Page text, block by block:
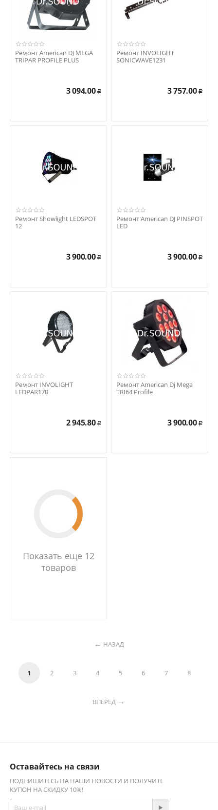
Ремонт American DJ MEGA
TRIPAR PROFILE PLUS
3 094.00 Р
Ремонт INVOLIGHT
SONICWAVE1231
3 757.00 Р
Ремонт Showlight LEDSPOT
12
3 900.00 Р
Ремонт American DJ PINSPOT
LED
3 900.00 Р
Ремонт INVOLIGHT
LEDPAR170
2 945.80 Р
Ремонт American Dj Mega
TRI64 Profile
3 900.00 Р
Показать еще 12
товаров
НАЗАД
1 2 3 4 5 6 7 8
ВПЕРЕД
Оставайтесь на связи
ПОДПИШИТЕСЬ НА НАШИ НОВОСТИ И ПОЛУЧИТЕ
КУПОН НА СКИДКУ 10%!